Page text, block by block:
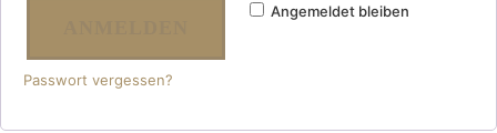
Angemeldet bleiben
Passwort vergessen?